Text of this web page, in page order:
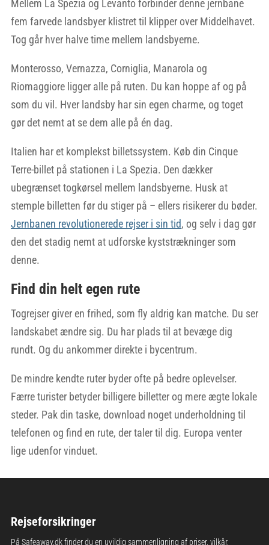
Mellem La Spezia og Levanto forbinder denne jernbane
fem farvede landsbyer klistret til klipper over Middelhavet.
Tog går hver halve time mellem landsbyerne.
Monterosso, Vernazza, Corniglia, Manarola og
Riomaggiore ligger alle på ruten. Du kan hoppe af og på
som du vil. Hver landsby har sin egen charme, og toget
gør det nemt at se dem alle på én dag.
Italien har et komplekst billetssystem. Køb din Cinque
Terre-billet på stationen i La Spezia. Den dækker
ubegrænset togkørsel mellem landsbyerne. Husk at
stemple billetten før du stiger på – ellers risikerer du bøder.
Jernbanen revolutionerede rejser i sin tid, og selv i dag gør
den det stadig nemt at udforske kyststrækninger som
denne.
Find din helt egen rute
Togrejser giver en frihed, som fly aldrig kan matche. Du ser
landskabet ændre sig. Du har plads til at bevæge dig
rundt. Og du ankommer direkte i bycentrum.
De mindre kendte ruter byder ofte på bedre oplevelser.
Færre turister betyder billigere billetter og mere ægte lokale
steder. Pak din taske, download noget underholdning til
telefonen og find en rute, der taler til dig. Europa venter
lige udenfor vinduet.
Rejseforsikringer
På Safeaway.dk finder du en uvildig sammenligning af priser, vilkår,